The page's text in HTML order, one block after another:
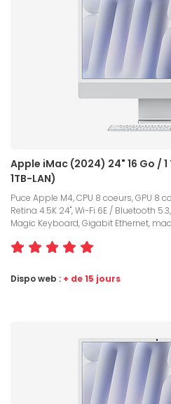
Apple iMac (2024) 24" 16 Go /
1TB-LAN)
Puce Apple M4, CPU 8 coeurs, GPU 8
Retina 4.5K 24", Wi-Fi 6E / Bluetooth
Magic Keyboard, Gigabit Ethernet,
Dispo web : + de 15 jours